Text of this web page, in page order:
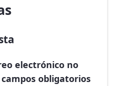
electrónico no
campos obligatorios